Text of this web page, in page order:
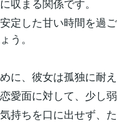
定した甘い時間を過
う。
に、彼女は孤独に耐
愛面に対して、少し
持ちを口に出せず、